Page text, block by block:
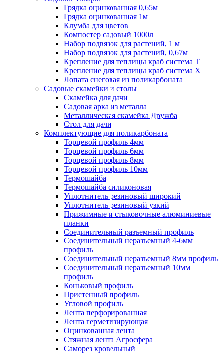
Грядка оцинкованная 0,65м
Грядка оцинкованная 1м
Клумба для цветов
Компостер садовый 1000л
Набор подвязок для растений, 1 м
Набор подвязок для растений, 0,67м
Крепление для теплицы краб система Т
Крепление для теплицы краб система Х
Лопата снеговая из поликарбоната
Садовые скамейки и столы
Скамейка для дачи
Садовая арка из металла
Металлическая скамейка Дружба
Стол для дачи
Комплектующие для поликарбоната
Торцевой профиль 4мм
Торцевой профиль 6мм
Торцевой профиль 8мм
Торцевой профиль 10мм
Термошайба
Термошайба силиконовая
Уплотнитель резиновый широкий
Уплотнитель резиновый узкий
Прижимные и стыковочные алюминиевые
планки
Соединительный разъемный профиль
Соединительный неразъемный 4-6мм
профиль
Соединительный неразъемный 8мм профиль
Соединительный неразъемный 10мм
профиль
Коньковый профиль
Пристенный профиль
Угловой профиль
Лента перфорированная
Лента герметизирующая
Оцинкованная лента
Стяжная лента Агросфера
Саморез кровельный